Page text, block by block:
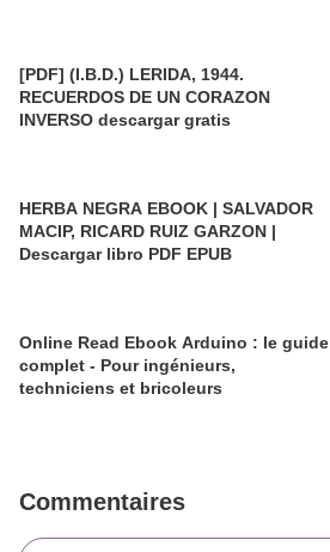
[PDF] (I.B.D.) LERIDA, 1944.
RECUERDOS DE UN CORAZON
INVERSO descargar gratis
HERBA NEGRA EBOOK | SALVADOR
MACIP, RICARD RUIZ GARZON |
Descargar libro PDF EPUB
Online Read Ebook Arduino : le guide
complet - Pour ingénieurs,
techniciens et bricoleurs
Commentaires